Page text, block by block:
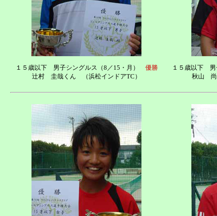
１５歳以下 男子シングルス（8／15・月） 優勝
辻村 圭哉くん （浜松インドアTC）
１５歳以下
秋山 尚